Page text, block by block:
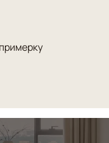
рисунок создаёт
и визуальной